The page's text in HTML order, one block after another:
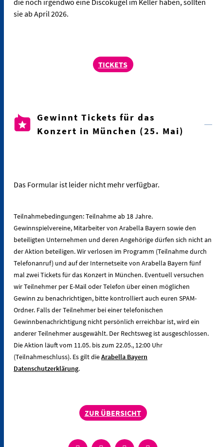
die noch irgendwo eine Discokugel im Keller haben, sollten
sie ab April 2026.
TICKETS
Gewinnt Tickets für das
Konzert in München (25. Mai)
Das Formular ist leider nicht mehr verfügbar.
Teilnahmebedingungen: Teilnahme ab 18 Jahre.
Gewinnspielvereine, Mitarbeiter von Arabella Bayern sowie den
beteiligten Unternehmen und deren Angehörige dürfen sich nicht an
der Aktion beteiligen. Wir verlosen im Programm (Teilnahme durch
Telefonanruf) und auf der Internetseite von Arabella Bayern fünf
mal zwei Tickets für das Konzert in München. Eventuell versuchen
wir Teilnehmer per E-Mail oder Telefon über einen möglichen
Gewinn zu benachrichtigen, bitte kontrolliert auch euren SPAM-
Ordner. Falls der Teilnehmer bei einer telefonischen
Gewinnbenachrichtigung nicht persönlich erreichbar ist, wird ein
anderer Teilnehmer ausgewählt. Der Rechtsweg ist ausgeschlossen.
Die Aktion läuft vom 11.05. bis zum 22.05., 12:00 Uhr
(Teilnahmeschluss). Es gilt dieArabella Bayern
Datenschutzerklärung.
ZUR ÜBERSICHT